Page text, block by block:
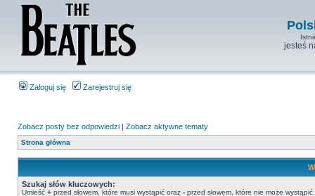
jesteś
Zaloguj się Zarejestruj się
Zobacz posty bez odpowiedzi | Zobacz aktywne tematy
Strona główna
Szukaj słów kluczowych:
Umieść + przed słowem, które musi wystąpić oraz - przed słowem, które nie może